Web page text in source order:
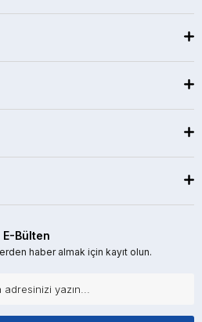
E-Bülten
haber almak için kayıt olun.